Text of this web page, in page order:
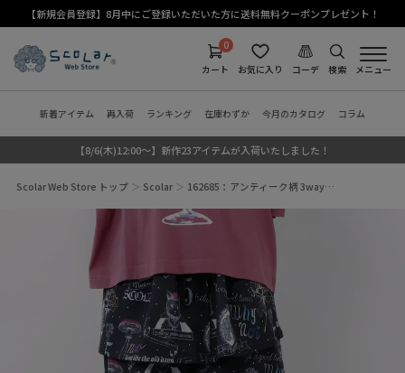
【新規会員登録】8月中にご登録いただいた方に送料無料クーポンプレゼント！
検索
コーデ
お気に入り
0
カート
メニュー
新着アイテム 再入荷 ランキング 在庫わずか 今月のカタログ コラム
【8/6(木)12:00～】新作23アイテムが入荷いたしました！
Scolar Web Store トップ Scolar 162685：アンティーク柄 3way…